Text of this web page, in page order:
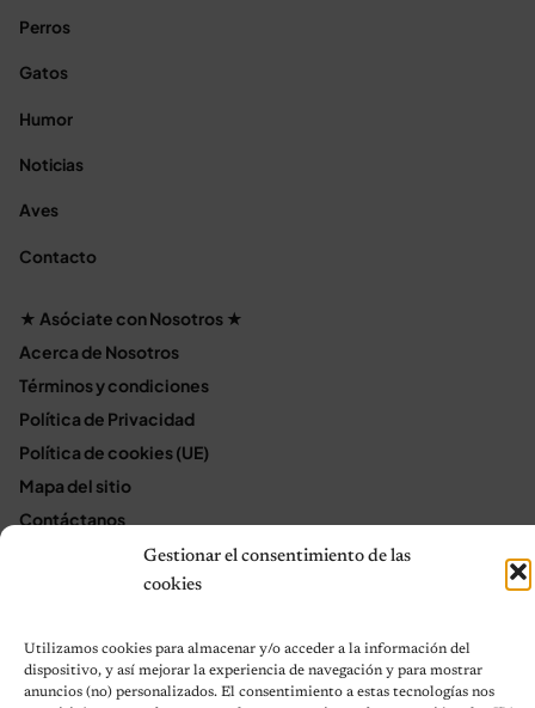
Gestionar el consentimiento de las
cookies
Utilizamos cookies para almacenar y/o acceder a la información del
dispositivo, y así mejorar la experiencia de navegación y para mostrar
anuncios (no) personalizados. El consentimiento a estas tecnologías nos
Perros
Gatos
Humor
Noticias
Aves
Contacto
★ Asóciate con Nosotros ★
Acerca de Nosotros
Términos y condiciones
Política de Privacidad
Política de cookies (UE)
Mapa del sitio
Contáctanos
Terms and Conditions
© 2026 Notas de Mascotas
Política de privacidad